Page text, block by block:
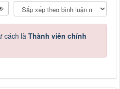
cách là Thành viên chính